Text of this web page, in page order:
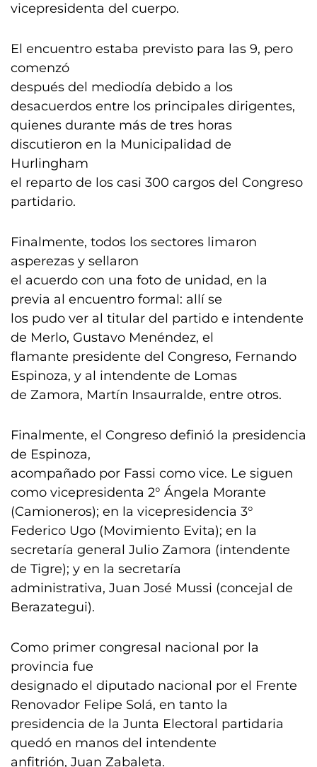
vicepresidenta del cuerpo.
El encuentro estaba previsto para las 9, pero
comenzó
después del mediodía debido a los
desacuerdos entre los principales dirigentes,
quienes durante más de tres horas
discutieron en la Municipalidad de
Hurlingham
el reparto de los casi 300 cargos del Congreso
partidario.
Finalmente, todos los sectores limaron
asperezas y sellaron
el acuerdo con una foto de unidad, en la
previa al encuentro formal: allí se
los pudo ver al titular del partido e intendente
de Merlo, Gustavo Menéndez, el
flamante presidente del Congreso, Fernando
Espinoza, y al intendente de Lomas
de Zamora, Martín Insaurralde, entre otros.
Finalmente, el Congreso definió la presidencia
de Espinoza,
acompañado por Fassi como vice. Le siguen
como vicepresidenta 2° Ángela Morante
(Camioneros); en la vicepresidencia 3°
Federico Ugo (Movimiento Evita); en la
secretaría general Julio Zamora (intendente
de Tigre); y en la secretaría
administrativa, Juan José Mussi (concejal de
Berazategui).
Como primer congresal nacional por la
provincia fue
designado el diputado nacional por el Frente
Renovador Felipe Solá, en tanto la
presidencia de la Junta Electoral partidaria
quedó en manos del intendente
anfitrión, Juan Zabaleta.